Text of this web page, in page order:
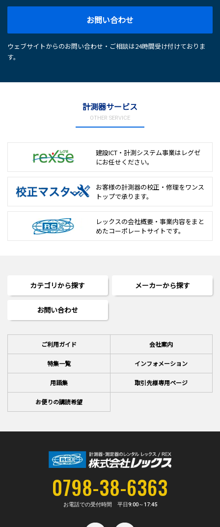
お問い合わせ
ウェブサイトからのお問い合わせ・ご相談は24時間受け付けておりま
す。
計測器サービス
OTHER SERVICE
建設ICT・計測システム事業は レグゼ
にお任せください。
お客様の計測器の校正・修理をワンス
トップで承ります。
レックスの会社概要・事業内容をまと
めたコーポレートサイトです。
カテゴリから探す メーカーから探す
お問い合わせ
ご利用ガイド 会社案内
特集一覧 インフォメーション
用語集 取引先様専用ページ
お便りの講読希望
0798-38-6363
お電話での受付時間 平日9:00～17:45